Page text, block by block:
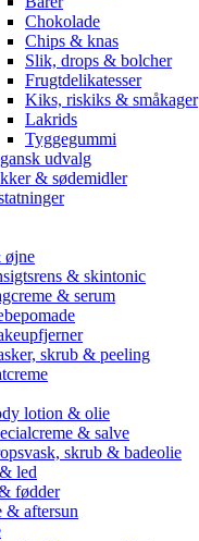
Chokolade
Chips & knas
Slik, drops & bolcher
Frugtdelikatesser
Kiks, riskiks & småkager
Lakrids
Tyggegummi
udvalg
& sødemidler
øjne
& skintonic
& serum
skrub & peeling
lotion & olie
& salve
skrub & badeolie
led
fødder
& aftersun